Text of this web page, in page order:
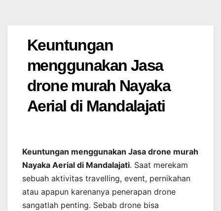
Keuntungan
menggunakan Jasa
drone murah Nayaka
Aerial di Mandalajati
Keuntungan menggunakan Jasa drone murah
Nayaka Aerial di Mandalajati. Saat merekam
sebuah aktivitas travelling, event, pernikahan
atau apapun karenanya penerapan drone
sangatlah penting. Sebab drone bisa